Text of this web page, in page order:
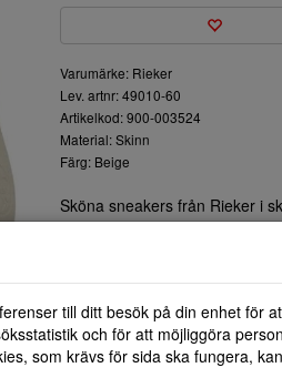
Varumärke: Rieker
Lev. artnr: 49010-60
Artikelkod: 900-003524
Material: Skinn
Färg: Beige
Sköna sneakers från Rieker i
som ger dig en bra komfort
lättare att komma i och
till ditt besök på din enhet för
och för att möjliggöra
som krävs för sida ska fungera,